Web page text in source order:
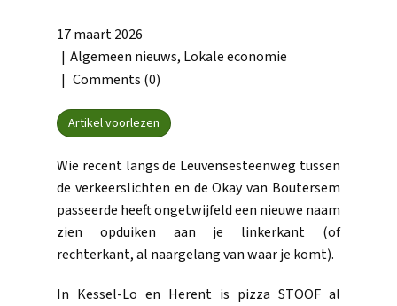
17 maart 2026
Algemeen nieuws, Lokale economie
Comments (0)
Artikel voorlezen
Wie recent langs de Leuvensesteenweg tussen
de verkeerslichten en de Okay van Boutersem
passeerde heeft ongetwijfeld een nieuwe naam
zien opduiken aan je linkerkant (of
rechterkant, al naargelang van waar je komt).
In Kessel-Lo en Herent is pizza STOOF al